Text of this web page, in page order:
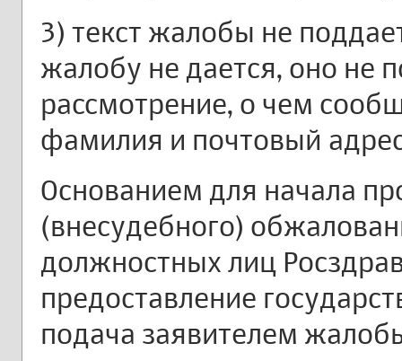
3) текст жалобы не
жалобу не дается, оно не
рассмотрение, о чем
фамилия и почтовый
Основанием для начала
(внесудебного)
должностных лиц
предоставление
подача заявителем